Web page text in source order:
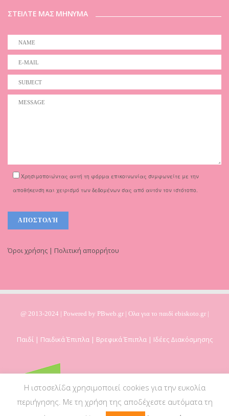
ΣΤΕΙΛΤΕ ΜΑΣ ΜΗΝΥΜΑ
Χρησιμοποιώντας αυτή τη φόρμα επικοινωνίας συμφωνείτε με την
αποθήκευση και χειρισμό των δεδομένων σας από αυτόν τον ιστότοπο.
Όροι χρήσης | Πολιτική απορρήτου
@ 2013-2024 | Powered by PBweb.gr | Ολα για το παιδί ebiskoto.gr |
Παιδί | Παιδικά Έπιπλα | Βρεφικά Έπιπλα | Ιδέες Διακόσμησης
Η ιστοσελίδα χρησιμοποιεί cookies για την ευκολία
περιήγησης. Με τη χρήση της αποδέχεστε αυτόματα τη